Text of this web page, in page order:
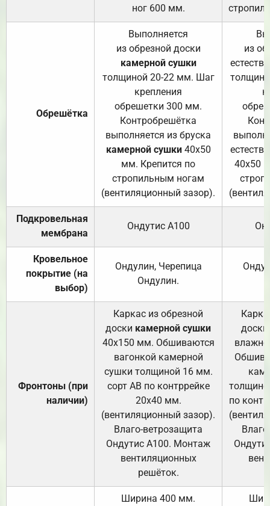
ног 600 мм.
Обрешётка
Выполняется
из обрезной доски
камерной сушки
толщиной 20-22 мм. Шаг
крепления
обрешетки 300 мм.
Контробрешётка
выполняется из бруска
камерной сушки40х50
мм. Крепится по
стропильным ногам
(вентиляционный зазор).
из
40х50
Подкровельная
мембрана
Ондутис А100
Кровельное
покрытие (на
выбор)
Ондулин, Черепица
Ондулин.
Фронтоны (при
наличии)
Каркас из обрезной
доски камерной сушки
40х150 мм. Обшиваются
вагонкой камерной
сушки толщиной 16 мм.
сорт АВ по контррейке
20х40 мм.
(вентиляционный зазор).
Влаго-ветрозащита
Ондутис А100. Монтаж
вентиляционных
решёток.
доски
по
Ширина 400 мм.